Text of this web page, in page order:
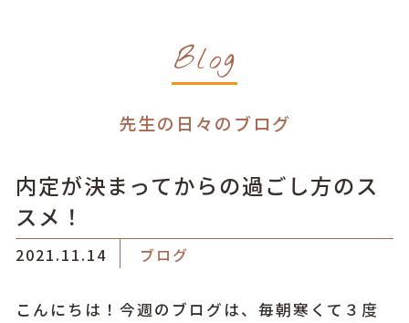
Blog
先生の日々のブログ
内定が決まってからの過ごし方のス
スメ！
2021.11.14 ブログ
こんにちは！今週のブログは、毎朝寒くて３度